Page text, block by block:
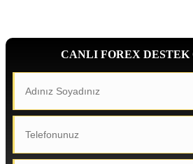
CANLI FOREX